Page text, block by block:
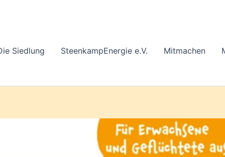
Siedlung SteenkampEnergie e.V. Mitmachen